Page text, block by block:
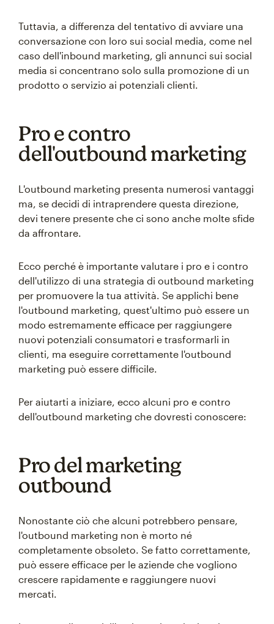
Tuttavia, a differenza del tentativo di avviare una
conversazione con loro sui social media, come nel
caso dell'inbound marketing, gli annunci sui social
media si concentrano solo sulla promozione di un
prodotto o servizio ai potenziali clienti.
Pro e contro
dell'outbound marketing
L'outbound marketing presenta numerosi vantaggi
ma, se decidi di intraprendere questa direzione,
devi tenere presente che ci sono anche molte sfide
da affrontare.
Ecco perché è importante valutare i pro e i contro
dell'utilizzo di una strategia di outbound marketing
per promuovere la tua attività. Se applichi bene
l'outbound marketing, quest'ultimo può essere un
modo estremamente efficace per raggiungere
nuovi potenziali consumatori e trasformarli in
clienti, ma eseguire correttamente l'outbound
marketing può essere difficile.
Per aiutarti a iniziare, ecco alcuni pro e contro
dell'outbound marketing che dovresti conoscere:
Pro del marketing
outbound
Nonostante ciò che alcuni potrebbero pensare,
l'outbound marketing non è morto né
completamente obsoleto. Se fatto correttamente,
può essere efficace per le aziende che vogliono
crescere rapidamente e raggiungere nuovi
mercati.